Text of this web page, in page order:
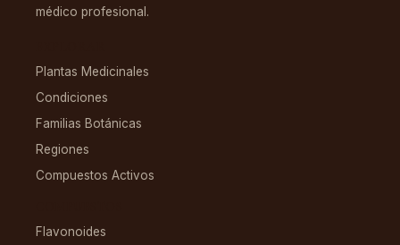
médico profesional.
Plantas Medicinales
Condiciones
Familias Botánicas
Regiones
Compuestos Activos
Flavonoides